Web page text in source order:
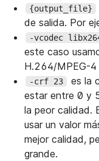
{output_file}
de salida. Por
-vcodec
este caso
H.264/MPEG-4
-crf 23
es la
estar entre 0 y
la peor calidad.
usar un valor
mejor calidad,
grande.